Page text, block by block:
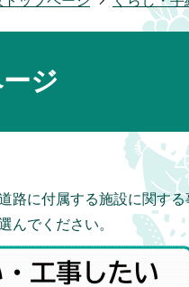
ジ
路に付属する施設に関す
んでください。